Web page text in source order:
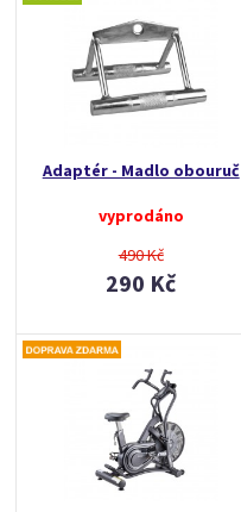
Adaptér - Madlo obouruč
vyprodáno
490 Kč
290 Kč